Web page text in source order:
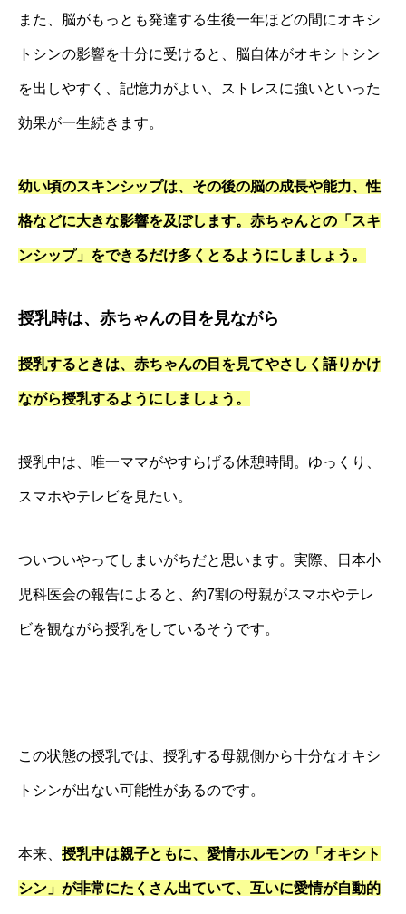
また、脳がもっとも発達する生後一年ほどの間にオキシ
トシンの影響を十分に受けると、脳自体がオキシトシン
を出しやすく、記憶力がよい、ストレスに強いといった
効果が一生続きます。
幼い頃のスキンシップは、その後の脳の成長や能力、性
格などに大きな影響を及ぼします。赤ちゃんとの「スキ
ンシップ」をできるだけ多くとるようにしましょう。
授乳時は、赤ちゃんの目を見ながら
授乳するときは、赤ちゃんの目を見てやさしく語りかけ
ながら授乳するようにしましょう。
授乳中は、唯一ママがやすらげる休憩時間。ゆっくり、
スマホやテレビを見たい。
ついついやってしまいがちだと思います。実際、日本小
児科医会の報告によると、約7割の母親がスマホやテレ
ビを観ながら授乳をしているそうです。
この状態の授乳では、授乳する母親側から十分なオキシ
トシンが出ない可能性があるのです。
本来、 授乳中は親子ともに、愛情ホルモンの「オキシト
シン」が非常にたくさん出ていて、互いに愛情が自動的